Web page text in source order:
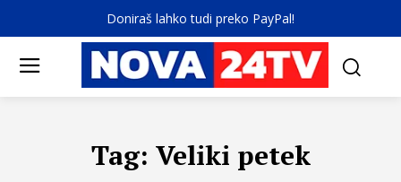
Doniraš lahko tudi preko PayPal!
Tag: Veliki petek